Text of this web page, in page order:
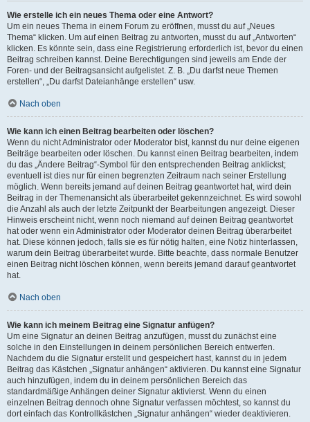
Wie erstelle ich ein neues Thema oder eine Antwort?
Um ein neues Thema in einem Forum zu eröffnen, musst du auf „Neues
Thema“ klicken. Um auf einen Beitrag zu antworten, musst du auf „Antworten“
klicken. Es könnte sein, dass eine Registrierung erforderlich ist, bevor du einen
Beitrag schreiben kannst. Deine Berechtigungen sind jeweils am Ende der
Foren- und der Beitragsansicht aufgelistet. Z. B. „Du darfst neue Themen
erstellen“, „Du darfst Dateianhänge erstellen“ usw.
Nach oben
Wie kann ich einen Beitrag bearbeiten oder löschen?
Wenn du nicht Administrator oder Moderator bist, kannst du nur deine eigenen
Beiträge bearbeiten oder löschen. Du kannst einen Beitrag bearbeiten, indem
du das „Ändere Beitrag“-Symbol für den entsprechenden Beitrag anklickst;
eventuell ist dies nur für einen begrenzten Zeitraum nach seiner Erstellung
möglich. Wenn bereits jemand auf deinen Beitrag geantwortet hat, wird dein
Beitrag in der Themenansicht als überarbeitet gekennzeichnet. Es wird sowohl
die Anzahl als auch der letzte Zeitpunkt der Bearbeitungen angezeigt. Dieser
Hinweis erscheint nicht, wenn noch niemand auf deinen Beitrag geantwortet
hat oder wenn ein Administrator oder Moderator deinen Beitrag überarbeitet
hat. Diese können jedoch, falls sie es für nötig halten, eine Notiz hinterlassen,
warum dein Beitrag überarbeitet wurde. Bitte beachte, dass normale Benutzer
einen Beitrag nicht löschen können, wenn bereits jemand darauf geantwortet
hat.
Nach oben
Wie kann ich meinem Beitrag eine Signatur anfügen?
Um eine Signatur an deinen Beitrag anzufügen, musst du zunächst eine
solche in den Einstellungen in deinem persönlichen Bereich entwerfen.
Nachdem du die Signatur erstellt und gespeichert hast, kannst du in jedem
Beitrag das Kästchen „Signatur anhängen“ aktivieren. Du kannst eine Signatur
auch hinzufügen, indem du in deinem persönlichen Bereich das
standardmäßige Anhängen deiner Signatur aktivierst. Wenn du einen
einzelnen Beitrag dennoch ohne Signatur verfassen möchtest, so kannst du
dort einfach das Kontrollkästchen „Signatur anhängen“ wieder deaktivieren.